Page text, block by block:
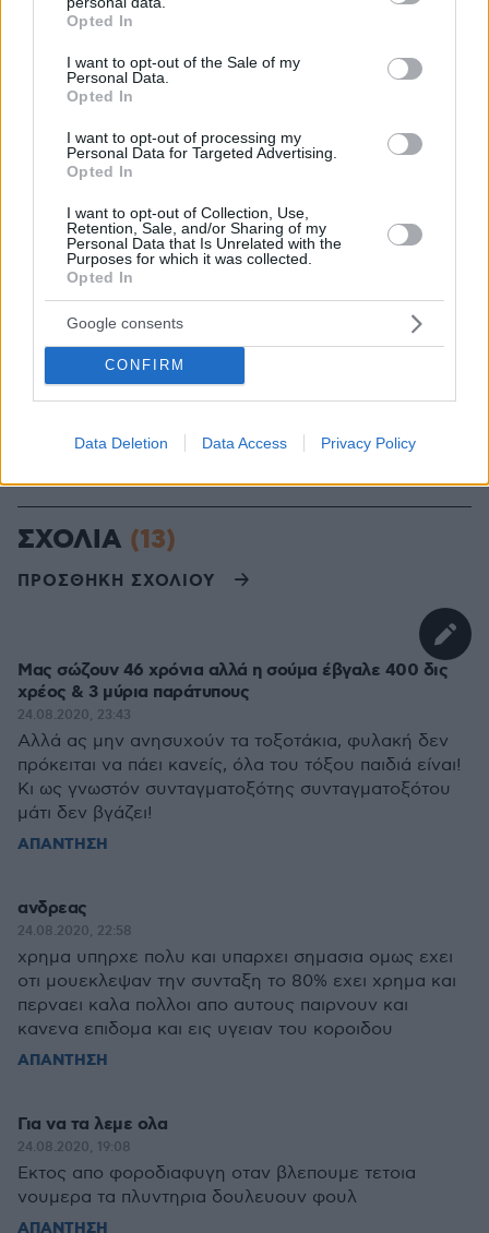
grant or deny consent to Google and its third-party tags to
use your data for below specified purposes in below Google
consent section.
Opted In
I want to opt-out of the Sale of my
Personal Data.
Opted In
I want to opt-out of processing my
Personal Data for Targeted Advertising.
Opted In
I want to opt-out of Collection, Use,
Retention, Sale, and/or Sharing of my
Personal Data that Is Unrelated with the
Purposes for which it was collected.
Opted In
Google consents
CONFIRM
Data Deletion Data Access Privacy Policy
απόφαση αποκαθιστά το κύρος της Δικαιοσύνης
26.11.2019, 19:08
ΣΧΟΛΙΑ (13)
ΠΡΟΣΘΗΚΗ ΣΧΟΛΙΟΥ
Μας σώζουν 46 χρόνια αλλά η σούμα έβγαλε 400 δις
χρέος & 3 μύρια παράτυπους
24.08.2020, 23:43
Aλλά ας μην ανησυxoύν τα τοξοτάκια, φυλακή δεν
πρόκειται να πάει καvείς, όλα του τόξου παιδιά είναι!
Κι ως γνωστόν συvταγματoξότης συvταγματοξότoυ
μάτι δεν βγάζει!
ΑΠΑΝΤΗΣΗ
ανδρεας
24.08.2020, 22:58
χρημα υπηρχε πολυ και υπαρχει σημασια ομως εχει
οτι μουεκλεψαν την συνταξη το 80% εχει χρημα και
περναει καλα πολλοι απο αυτους παιρνουν και
κανενα επιδομα και εις υγειαν του κοροιδου
ΑΠΑΝΤΗΣΗ
Για να τα λεμε ολα
24.08.2020, 19:08
Εκτος απο φοροδιαφυγη οταν βλεπουμε τετοια
νουμερα τα πλυντηρια δουλευουν φουλ
ΑΠΑΝΤΗΣΗ